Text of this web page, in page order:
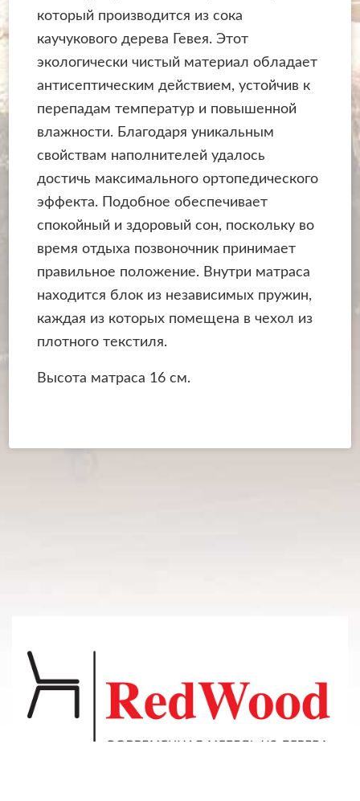
который производится из сока
каучукового дерева Гевея. Этот
экологически чистый материал обладает
антисептическим действием, устойчив к
перепадам температур и повышенной
влажности. Благодаря уникальным
свойствам наполнителей удалось
достичь максимального ортопедического
эффекта. Подобное обеспечивает
спокойный и здоровый сон, поскольку во
время отдыха позвоночник принимает
правильное положение. Внутри матраса
находится блок из независимых пружин,
каждая из которых помещена в чехол из
плотного текстиля.
Высота матраса 16 см.